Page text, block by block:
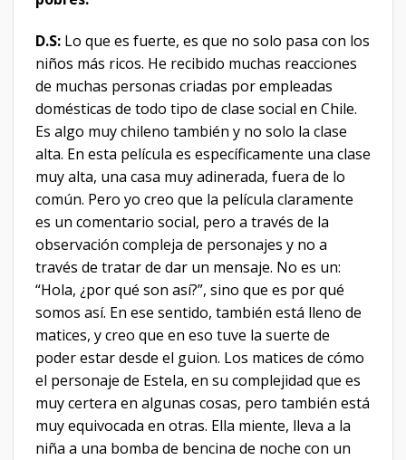
D.S: Lo que es fuerte, es que no solo pasa con los
niños más ricos. He recibido muchas reacciones
de muchas personas criadas por empleadas
domésticas de todo tipo de clase social en Chile.
Es algo muy chileno también y no solo la clase
alta. En esta película es específicamente una clase
muy alta, una casa muy adinerada, fuera de lo
común. Pero yo creo que la película claramente
es un comentario social, pero a través de la
observación compleja de personajes y no a
través de tratar de dar un mensaje. No es un:
“Hola, ¿por qué son así?”, sino que es por qué
somos así. En ese sentido, también está lleno de
matices, y creo que en eso tuve la suerte de
poder estar desde el guion. Los matices de cómo
el personaje de Estela, en su complejidad que es
muy certera en algunas cosas, pero también está
muy equivocada en otras. Ella miente, lleva a la
niña a una bomba de bencina de noche con un